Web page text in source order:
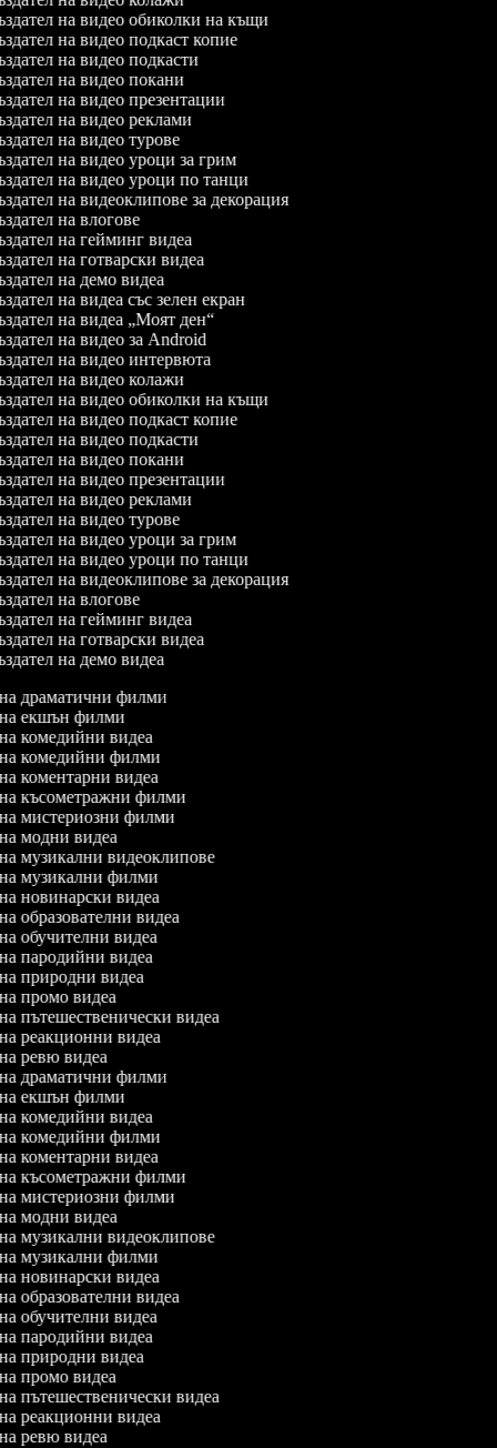
на видео обиколки на къщи
на видео подкаст копие
на видео подкасти
на видео покани
на видео презентации
на видео реклами
на видео турове
на видео уроци за грим
на видео уроци по танци
на видеоклипове за декорация
на влогове
на гейминг видеа
на готварски видеа
на демо видеа
на видеа със зелен екран
на видеа „Моят ден“
на видео за Android
на видео интервюта
на видео колажи
на видео обиколки на къщи
на видео подкаст копие
на видео подкасти
на видео покани
на видео презентации
на видео реклами
на видео турове
на видео уроци за грим
на видео уроци по танци
на видеоклипове за декорация
на влогове
на гейминг видеа
на готварски видеа
на демо видеа
на драматични филми
на екшън филми
на комедийни видеа
на комедийни филми
на коментарни видеа
на късометражни филми
на мистериозни филми
на модни видеа
на музикални видеоклипове
на музикални филми
на новинарски видеа
образователни видеа
на обучителни видеа
на пародийни видеа
на природни видеа
на промо видеа
на пътешественически видеа
на реакционни видеа
на ревю видеа
на драматични филми
на екшън филми
на комедийни видеа
на комедийни филми
на коментарни видеа
на късометражни филми
на мистериозни филми
на модни видеа
на музикални видеоклипове
на музикални филми
на новинарски видеа
образователни видеа
на обучителни видеа
на пародийни видеа
на природни видеа
на промо видеа
на пътешественически видеа
на реакционни видеа
на ревю видеа